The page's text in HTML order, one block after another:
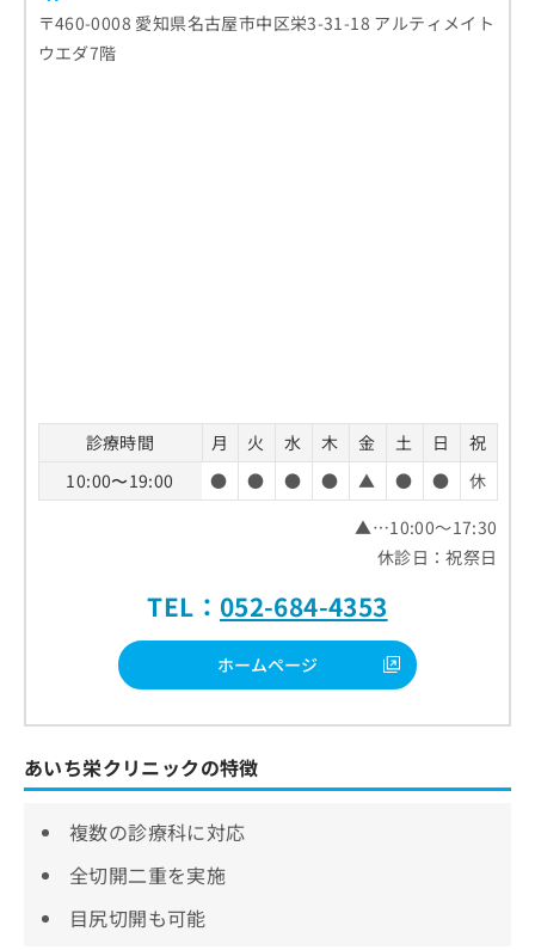
〒460-0008 愛知県名古屋市中区栄3-31-18 アルティメイト
ウエダ7階
診療時間 月 火 水 木 金 土 日
祝
10:00〜19:00
● ● ● ● ▲ ● ●
休
▲…10:00～17:30
休診日：祝祭日
TEL： 052-684-4353
ホームページ
あいち栄クリニックの特徴
複数の診療科に対応
全切開二重を実施
目尻切開も可能